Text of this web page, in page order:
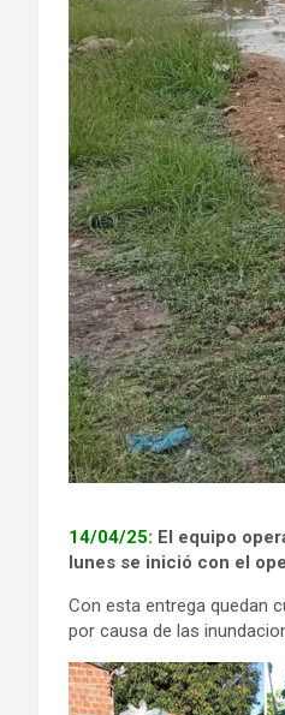
14/04/25: El equipo
lunes se inició con el
Con esta entrega quedan
por causa de las